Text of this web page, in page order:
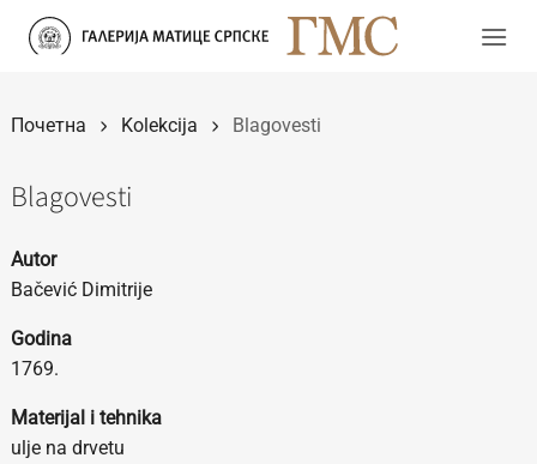
Прескочи
Почетна Kolekcija Blagovesti
Blagovesti
Autor
Bačević Dimitrije
Godina
1769.
Materijal i tehnika
ulje na drvetu